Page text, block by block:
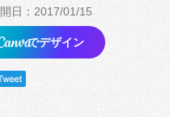
日：2017/01/15
でデザイン